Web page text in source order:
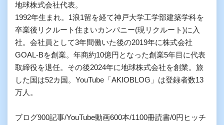
地球株式会社代表。
1992年生まれ。1浪1留を経て神戸大学工学部建築学科を
卒業後リクルート住まいカンパニー(現リクルート)に入
社。会社員として3年間働いた後の2019年に株式会社
GOAL-Bを創業。年商約10億円となった創業5年目に代表
取締役を退任。その後2024年に地球株式会社を創業。旅
した国は52カ国。YouTube「AKIOBLOG」は登録者数13
万人。
ブログ900記事/YouTube動画600本/1100冊読書/0円ヒッチ